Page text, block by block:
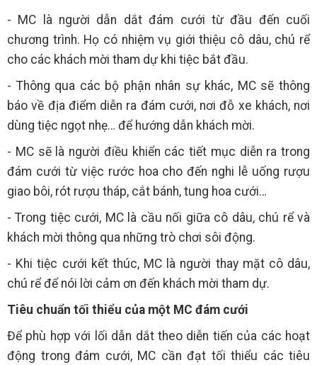
- MC là người dẫn dắt đám cưới từ đầu đến cuối
chương trình. Họ có nhiệm vụ giới thiệu cô dâu, chú rể
cho các khách mời tham dự khi tiệc bắt đầu.
- Thông qua các bộ phận nhân sự khác, MC sẽ thông
báo về địa điểm diễn ra đám cưới, nơi đỗ xe khách, nơi
dùng tiệc ngọt nhẹ… để hướng dẫn khách mời.
- MC sẽ là người điều khiển các tiết mục diễn ra trong
đám cưới từ việc rước hoa cho đến nghi lễ uống rượu
giao bôi, rót rượu tháp, cắt bánh, tung hoa cưới…
- Trong tiệc cưới, MC là cầu nối giữa cô dâu, chú rể và
khách mời thông qua những trò chơi sôi động.
- Khi tiệc cưới kết thúc, MC là người thay mặt cô dâu,
chú rể để nói lời cảm ơn đến khách mời tham dự.
Tiêu chuẩn tối thiểu của một MC đám cưới
Để phù hợp với lối dẫn dắt theo diễn tiến của các hoạt
động trong đám cưới, MC cần đạt tối thiểu các tiêu